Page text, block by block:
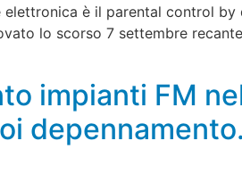
è il parental control
lo scorso 7 settembre
impianti FM